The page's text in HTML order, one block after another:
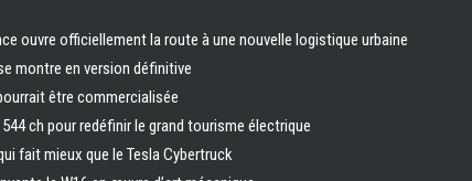
ouvre officiellement la route à une nouvelle logistique urbaine
montre en version définitive
être commercialisée
ch pour redéfinir le grand tourisme électrique
fait mieux que le Tesla Cybertruck